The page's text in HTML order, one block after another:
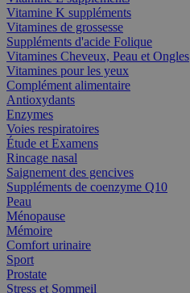
Vitamine K suppléments
Vitamines de grossesse
Suppléments d'acide Folique
Vitamines Cheveux, Peau et Ongles
Vitamines pour les yeux
Complément alimentaire
Antioxydants
Enzymes
Voies respiratoires
Étude et Examens
Rincage nasal
Saignement des gencives
Suppléments de coenzyme Q10
Peau
Ménopause
Mémoire
Comfort urinaire
Sport
Prostate
Stress et Sommeil